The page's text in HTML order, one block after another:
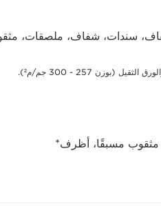
سندات، شفاف، ملصقات،
مثقوب مسبقًا، أظرف*